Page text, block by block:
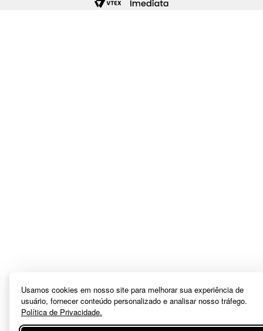
Usamos cookies em nosso site para melhorar sua experiência de
usuário, fornecer conteúdo personalizado e analisar nosso tráfego.
Política de Privacidade.